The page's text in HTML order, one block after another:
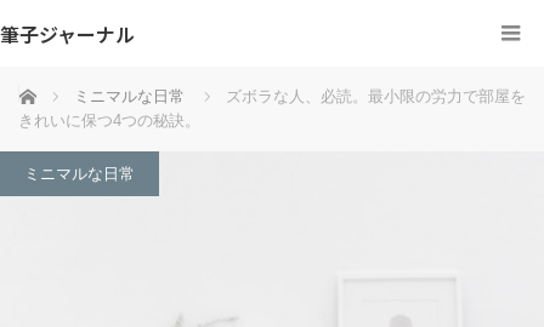
筆子ジャーナル
ホーム ミニマルな日常
ズボラな人、必読。最小限の労力で部屋を
きれいに保つ4つの秘訣。
ミニマルな日常